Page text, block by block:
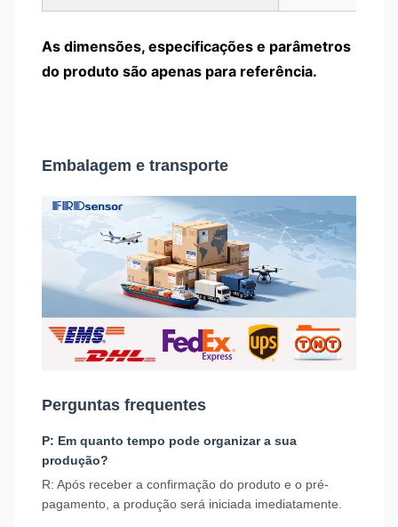
As dimensões, especificações e parâmetros
do produto são apenas para referência.
Embalagem e transporte
Perguntas frequentes
P: Em quanto tempo pode organizar a sua
produção?
R: Após receber a confirmação do produto e o pré-
pagamento, a produção será iniciada imediatamente.